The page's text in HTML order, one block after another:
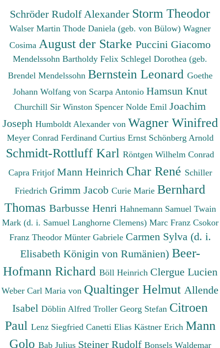
Schröder Rudolf Alexander Storm Theodor
Walser Martin Thode Daniela (geb. von Bülow) Wagner
Cosima August der Starke Puccini Giacomo
Mendelssohn Bartholdy Felix Schlegel Dorothea (geb.
Brendel Mendelssohn Bernstein Leonard Goethe
Johann Wolfang von Scarpa Antonio Hamsun Knut
Churchill Sir Winston Spencer Nolde Emil Joachim
Joseph Humboldt Alexander von Wagner Winifred
Meyer Conrad Ferdinand Curtius Ernst Schönberg Arnold
Schmidt-Rottluff Karl Röntgen Wilhelm Conrad
Capra Fritjof Mann Heinrich Char René Schiller
Friedrich Grimm Jacob Curie Marie Bernhard
Thomas Barbusse Henri Hahnemann Samuel Twain
Mark (d. i. Samuel Langhorne Clemens) Marc Franz Csokor
Franz Theodor Münter Gabriele Carmen Sylva (d. i.
Elisabeth Königin von Rumänien) Beer-
Hofmann Richard Böll Heinrich Clergue Lucien
Weber Carl Maria von Qualtinger Helmut Allende
Isabel Döblin Alfred Troller Georg Stefan Citroen
Paul Lenz Siegfried Canetti Elias Kästner Erich Mann
Golo Bab Julius Steiner Rudolf Bonsels Waldemar